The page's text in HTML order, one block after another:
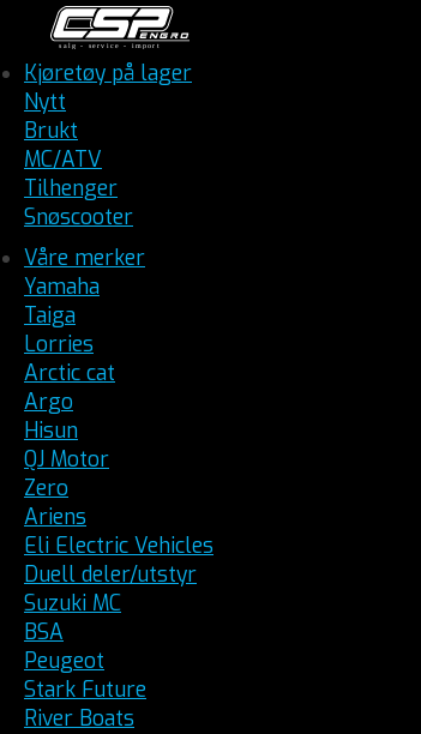
Kjøretøy på lager
Nytt
Brukt
MC/ATV
Tilhenger
Snøscooter
Våre merker
Yamaha
Taiga
Lorries
Arctic cat
Argo
Hisun
QJ Motor
Zero
Ariens
Eli Electric Vehicles
Duell deler/utstyr
Suzuki MC
BSA
Peugeot
Stark Future
River Boats